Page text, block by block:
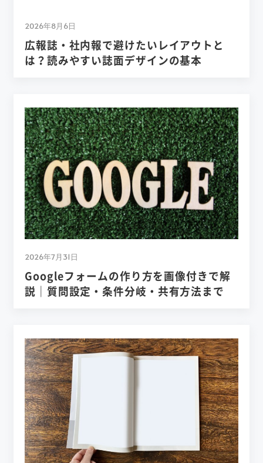
2026年8月6日
広報誌・社内報で避けたいレイアウトと
は？読みやすい誌面デザインの基本
2026年7月31日
Googleフォームの作り方を画像付きで解
説｜質問設定・条件分岐・共有方法まで